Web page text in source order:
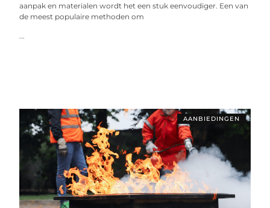
aanpak en materialen wordt het een stuk eenvoudiger. Een van
de meest populaire methoden om
...
AANBIEDINGEN